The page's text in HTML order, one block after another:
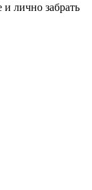
лично забрать